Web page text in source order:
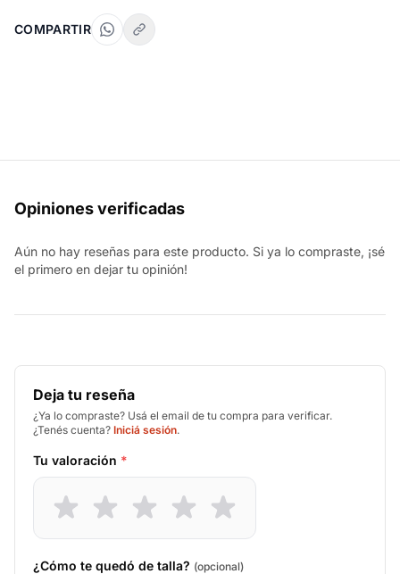
COMPARTIR
Opiniones verificadas
Aún no hay reseñas para este producto. Si ya lo compraste, ¡sé
el primero en dejar tu opinión!
Deja tu reseña
¿Ya lo compraste? Usá el email de tu compra para verificar.
¿Tenés cuenta? Iniciá sesión.
Tu valoración *
¿Cómo te quedó de talla? (opcional)